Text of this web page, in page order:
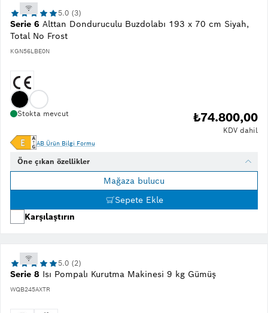
Serie 6 Alttan Donduruculu Buzdolabı 193 x 70 cm Siyah,
Total No Frost
KGN56LBE0N
5.0 (3)
Stokta mevcut ₺74.800,00
KDV dahil
AB Ürün Bilgi Formu
Öne çıkan özellikler
Mağaza bulucu
Sepete Ekle
Karşılaştırın
Serie 8 Isı Pompalı Kurutma Makinesi 9 kg Gümüş
WQB245AXTR
5.0 (2)